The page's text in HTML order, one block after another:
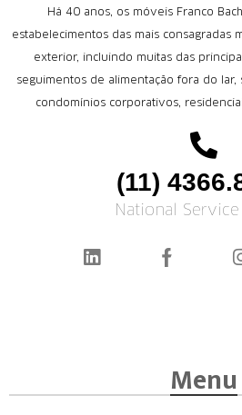
Há 40 anos, os móveis Franco
estabelecimentos das mais consagradas
exterior, incluindo muitas das
seguimentos de alimentação fora do lar,
condomínios corporativos,
(11)
National
Menu